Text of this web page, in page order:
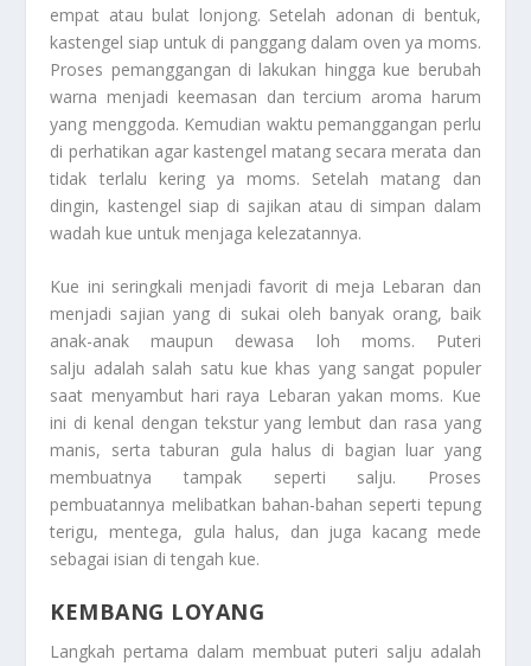
empat atau bulat lonjong. Setelah adonan di bentuk,
kastengel siap untuk di panggang dalam oven ya moms.
Proses pemanggangan di lakukan hingga kue berubah
warna menjadi keemasan dan tercium aroma harum
yang menggoda. Kemudian waktu pemanggangan perlu
di perhatikan agar kastengel matang secara merata dan
tidak terlalu kering ya moms. Setelah matang dan
dingin, kastengel siap di sajikan atau di simpan dalam
wadah kue untuk menjaga kelezatannya.
Kue ini seringkali menjadi favorit di meja Lebaran dan
menjadi sajian yang di sukai oleh banyak orang, baik
anak-anak maupun dewasa loh moms. Puteri
salju adalah salah satu kue khas yang sangat populer
saat menyambut hari raya Lebaran yakan moms. Kue
ini di kenal dengan tekstur yang lembut dan rasa yang
manis, serta taburan gula halus di bagian luar yang
membuatnya tampak seperti salju. Proses
pembuatannya melibatkan bahan-bahan seperti tepung
terigu, mentega, gula halus, dan juga kacang mede
sebagai isian di tengah kue.
KEMBANG LOYANG
Langkah pertama dalam membuat puteri salju adalah